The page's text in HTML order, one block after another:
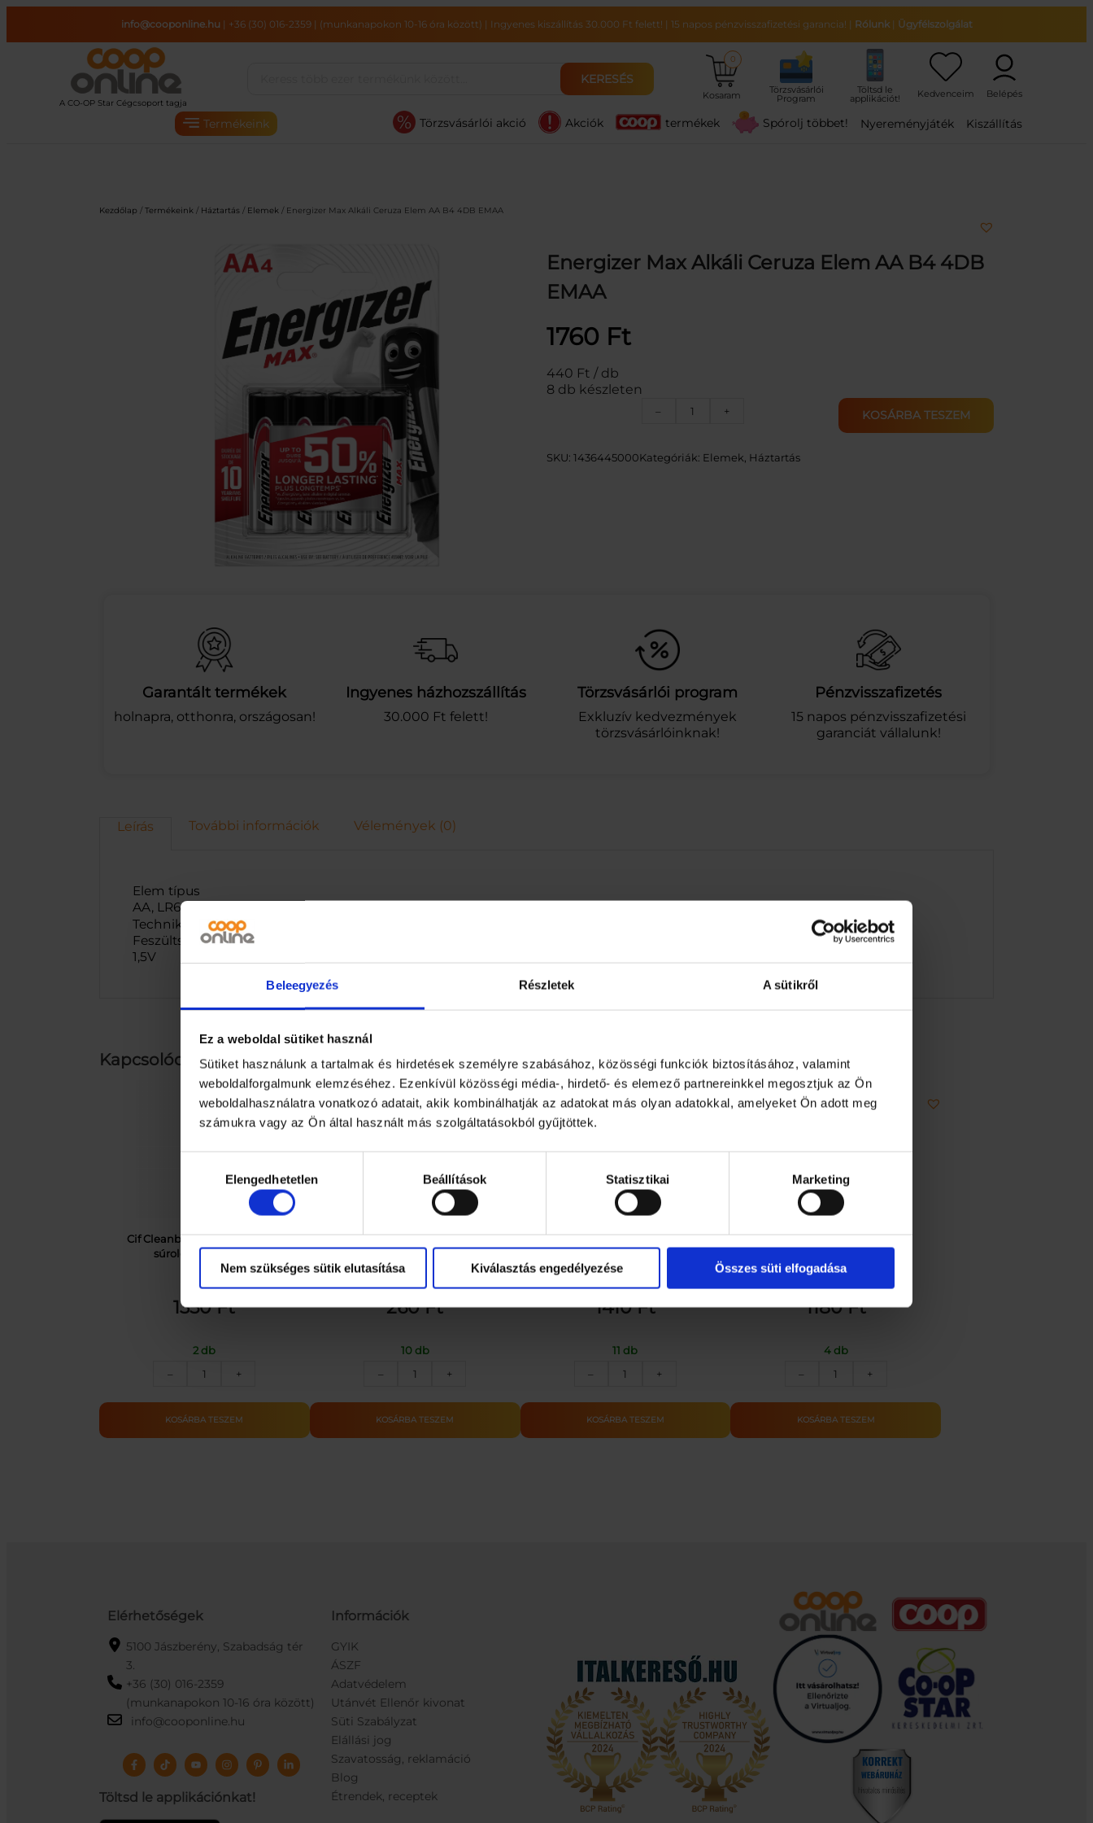
Beleegyezés Részletek A sütikről
Ez a weboldal sütiket használ
Sütiket használunk a tartalmak és hirdetések személyre szabásához, közösségi funkciók biztosításához, valamint
weboldalforgalmunk elemzéséhez. Ezenkívül közösségi média-, hirdető- és elemező partnereinkkel megosztjuk az Ön
weboldalhasználatra vonatkozó adatait, akik kombinálhatják az adatokat más olyan adatokkal, amelyeket Ön adott meg
számukra vagy az Ön által használt más szolgáltatásokból gyűjtöttek.
kiválasztásaElengedhetetlen Beállítások Statisztikai Marketing
Nem szükséges sütik elutasítása Kiválasztás engedélyezése Összes süti elfogadása
tartalomhoz
info@cooponline.hu | +36 (30) 016-2359| (munkanapokon 10-16 óra között) | Ingyenes kiszállítás 30.000 Ft felett! | 15 napos pénzvisszafizetési garancia! | Rólunk| Ügyfélszolgálat
KERESÉS
Kosaram
0
Termékeink Törzsvásárlói akció Akciók termékek Spórolj többet! Nyereményjáték Kiszállítás
Kezdőlap / Termékeink / Háztartás / Elemek / Energizer Max Alkáli Ceruza Elem AA B4 4DB EMAA
Energizer Max Alkáli Ceruza Elem AA B4 4DB
EMAA
1760 Ft
440 Ft / db
8 db készleten
–
E
r
C
e
r
A
e
n
n
y
é
+ KOSÁRBA TESZEM
SKU: 1436445000Kategóriák: Elemek Háztartás
Garantált termékek
holnapra, otthonra, országosan!
Ingyenes házhozszállítás
30.000 Ft felett!
Törzsvásárlói program
Exkluzív kedvezmények
törzsvásárlóinknak!
Pénzvisszafizetés
15 napos pénzvisszafizetési
garanciát vállalunk!
Leírás További információk Vélemények (0)
Elem típus
AA, LR6, MN1500, KAA, LR6/M, AM3, 4006, Mignon
Technikai Paraméterek
Feszültség
1,5V
Kapcsolódó termékek
Cif Cleanboost Cream Lemon
súrolókrém 500 ml
1350Ft
2 db
–
CIF
LEMON
500ML
+
KOSÁRBA TESZEM
Coop mosogatószivacs 10 db
260Ft
10 db
–
COOP
10DB
mennyiség
+
KOSÁRBA TESZEM
BioStop egérfogó ragasztó 135 g
1410Ft
11 db
–
BIOSTOP
RAGASZTÓ
135G
+
KOSÁRBA TESZEM
Ultra mosogatópor 500 g
1180Ft
4 db
–
ULTRA
500G
mennyiség
+
KOSÁRBA TESZEM
Elérhetőségek
5100 Jászberény, Szabadság tér
3.
+36 (30) 016-2359
(munkanapokon 10-16 óra között)
info@cooponline.hu
Töltsd le applikációnkat!
Információk
GYIK
ÁSZF
Adatvédelem
Utánvét Ellenőr kivonat
Süti Szabályzat
Elállási jog
Szavatosság, reklamáció
Blog
Étrendek, receptek